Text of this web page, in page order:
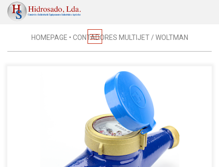
Contadores Multijet / Woltman
HOMEPAGE • CONTADORES MULTIJET / WOLTMAN